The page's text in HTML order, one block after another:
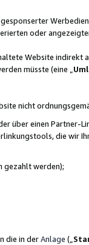
oder
Website indirekt
müsste (eine „
nicht
über einen Partner-
die wir
gezahlt werden);
die in derAnlage („